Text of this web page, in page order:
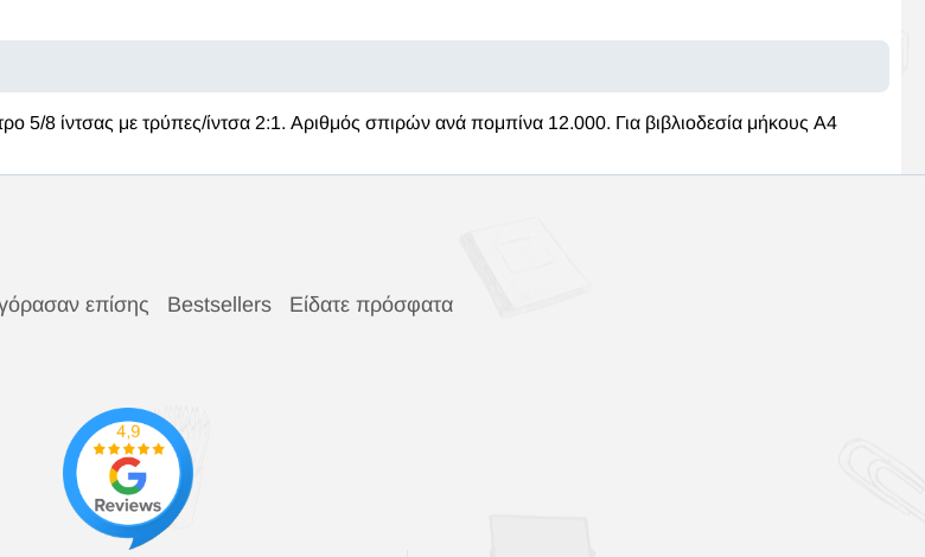
5/8 ίντσας με τρύπες/ίντσα 2:1. Αριθμός σπιρών ανά πομπίνα 12.000. Για βιβλιοδεσία μήκους Α4
επίσης Bestsellers Είδατε πρόσφατα